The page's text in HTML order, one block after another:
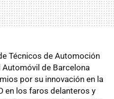
Técnicos de Automoción
Automóvil de Barcelona
por su innovación en la
en los faros delanteros y